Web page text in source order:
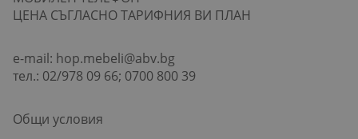
ЦЕНА СЪГЛАСНО ТАРИФНИЯ ВИ ПЛАН
e-mail: hop.mebeli@abv.bg
тел.: 02/978 09 66; 0700 800 39
Общи условия